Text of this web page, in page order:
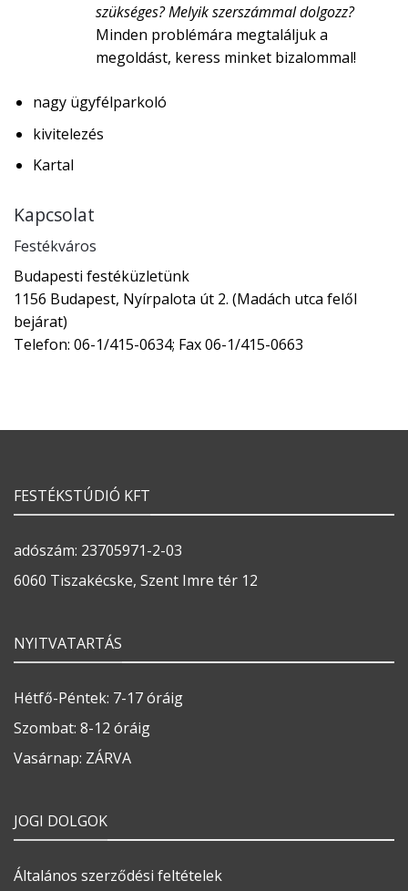
szükséges? Melyik szerszámmal dolgozz?
Minden problémára megtaláljuk a
megoldást, keress minket bizalommal!
nagy ügyfélparkoló
kivitelezés
Kartal
Kapcsolat
Festékváros
Budapesti festéküzletünk
1156 Budapest, Nyírpalota út 2. (Madách utca felől
bejárat)
Telefon: 06-1/415-0634; Fax 06-1/415-0663
FESTÉKSTÚDIÓ KFT
adószám: 23705971-2-03
6060 Tiszakécske, Szent Imre tér 12
NYITVATARTÁS
Hétfő-Péntek: 7-17 óráig
Szombat: 8-12 óráig
Vasárnap: ZÁRVA
JOGI DOLGOK
Általános szerződési feltételek